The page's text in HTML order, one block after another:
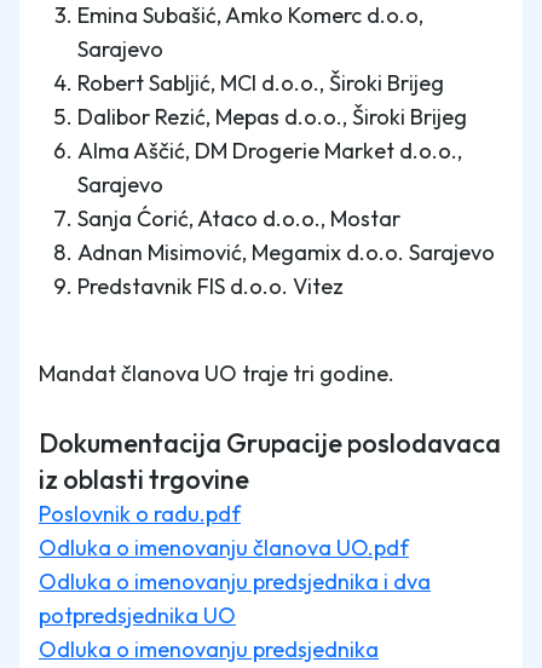
Emina Subašić, Amko Komerc d.o.o,
Sarajevo
Robert Sabljić, MCI d.o.o., Široki Brijeg
Dalibor Rezić, Mepas d.o.o., Široki Brijeg
Alma Aščić, DM Drogerie Market d.o.o.,
Sarajevo
Sanja Ćorić, Ataco d.o.o., Mostar
Adnan Misimović, Megamix d.o.o. Sarajevo
Predstavnik FIS d.o.o. Vitez
Mandat članova UO traje tri godine.
Dokumentacija Grupacije poslodavaca
iz oblasti trgovine
Poslovnik o radu.pdf
Odluka o imenovanju članova UO.pdf
Odluka o imenovanju predsjednika i dva
potpredsjednika UO
Odluka o imenovanju predsjednika